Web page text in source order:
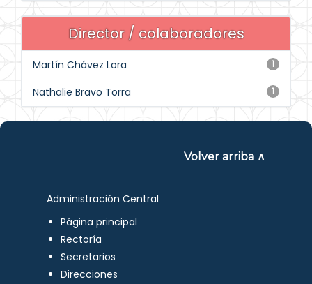
Director / colaboradores
1
Martín Chávez Lora
1
Nathalie Bravo Torra
Volver arriba ∧
Administración Central
Página principal
Rectoría
Secretarios
Direcciones